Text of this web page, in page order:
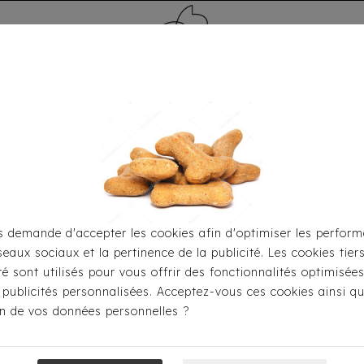
MÉDAILLE - PET ID TAG TOILETTAGE
Manteaux Doudoune Réversible Milk & Pepper
Doudoune
demande d'accepter les cookies afin d'optimiser les
sociaux et la pertinence de la publicité. Les cookies
sont utilisés pour vous offrir des fonctionnalités
personnalisées. Acceptez-vous ces cookies ainsi
de vos données personnelles ?